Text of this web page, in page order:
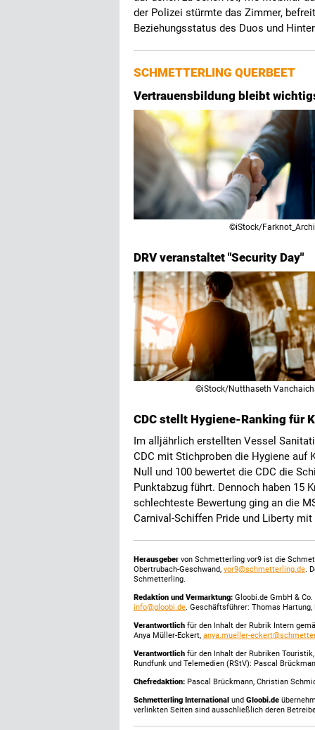
der Polizei stürmte das Zimmer,
Beziehungsstatus des Duos und
SCHMETTERLING QUERBEET
Vertrauensbildung bleibt
©iStock/
DRV veranstaltet "Security Day"
©iStock/Nutthaseth
CDC stellt Hygiene-Ranking für
Im alljährlich erstellten Vessel
CDC mit Stichproben die Hygiene auf
Null und 100 bewertet die CDC die
Punktabzug führt. Dennoch haben 15
schlechteste Bewertung ging an die
Carnival-Schiffen Pride und Liberty
Herausgeber von Schmetterling vor9 ist die
Obertrubach-Geschwand, vor9@schmetterling.de.
Schmetterling.
Redaktion und Vermarktung: Gloobi.de GmbH &
info@gloobi.de. Geschäftsführer: Thomas
Verantwortlich für den Inhalt der Rubrik Intern
Anya Müller-Eckert, anya.mueller-
Verantwortlich für den Inhalt der Rubriken
Rundfunk und Telemedien (RStV): Pascal
Chefredaktion: Pascal Brückmann, Christian
Schmetterling International und Gloobi.de
verlinkten Seiten sind ausschließlich deren